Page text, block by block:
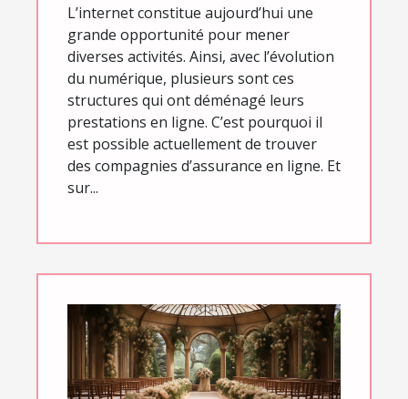
L’internet constitue aujourd’hui une
grande opportunité pour mener
diverses activités. Ainsi, avec l’évolution
du numérique, plusieurs sont ces
structures qui ont déménagé leurs
prestations en ligne. C’est pourquoi il
est possible actuellement de trouver
des compagnies d’assurance en ligne. Et
sur...